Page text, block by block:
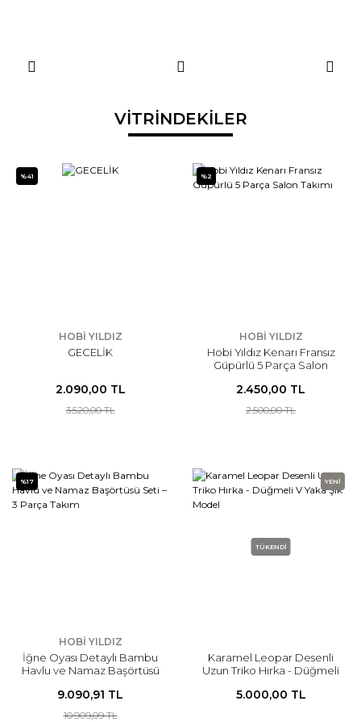
VİTRİNDEKİLER
%41
HOBİ YILDIZ
GECELİK
2.090,00 TL
3.520,00 TL
%2
HOBİ YILDIZ
Hobi Yıldız Kenarı Fransız
Güpürlü 5 Parça Salon
2.450,00 TL
2.500,00 TL
%17
HOBİ YILDIZ
İğne Oyası Detaylı Bambu
Havlu ve Namaz Başörtüsü
9.090,91 TL
10.909,09 TL
YENİ
TÜKENDİ
Karamel Leopar Desenli
Uzun Triko Hırka - Düğmeli
5.000,00 TL